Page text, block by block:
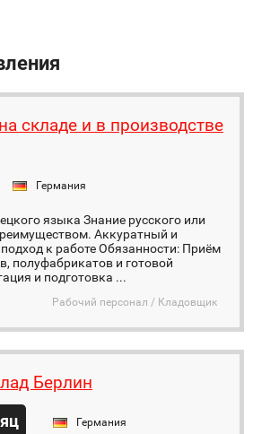
складе и в производстве
Германия
языка Знание русского или
Аккуратный и
к работе Обязанности: Приём
полуфабрикатов и готовой
и подготовка ...
Рабочий персонал / Кладовщик
Берлин
Германия